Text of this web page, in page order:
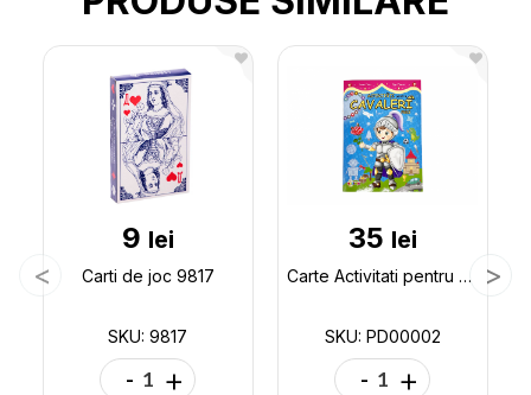
9 lei
Carti de joc 9817
SKU: 9817
- +
35 lei
Carte Activitati pentru cavaleri mici PD00002
SKU: PD00002
- +